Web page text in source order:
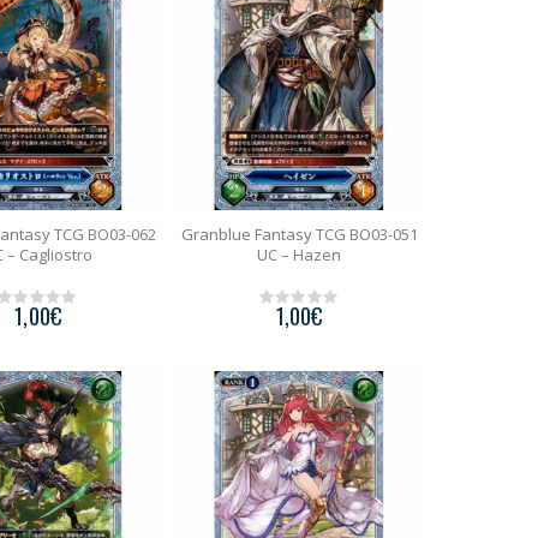
5
TCG BO03-062
– Cagliostro
1,00€
Granblue Fantasy TCG BO03-051
UC – Hazen
o
f
5
1,00€